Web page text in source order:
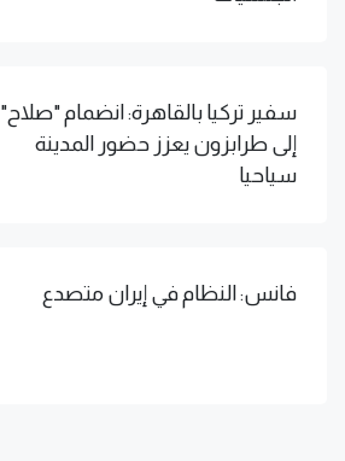
سفير تركيا بالقاهرة: انضمام "صلاح"
إلى طرابزون يعزز حضور المدينة
سياحيا
فانس: النظام في إيران متصدع